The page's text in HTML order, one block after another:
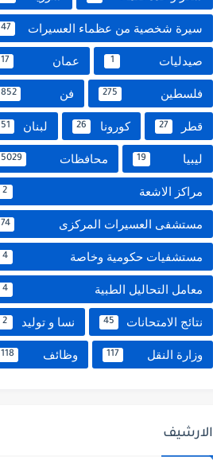
سيرة شخصية من عظماء العسيرات 47
صيدليات 1 عمان 17
فلسطين 275 فن 852
قطر 27 كورونا 26 لبنان 51
ليبيا 19 محافظات 5029
مراكز الاشعة 2
مستشفى العسيرات المركزى 74
مستشفيات حكومية وخاصة 4
معامل التحاليل الطبية 4
نتائج الامتحانات 45 نسا و توليد 2
وزارة النقل 117 وظائف 118
الارشيف